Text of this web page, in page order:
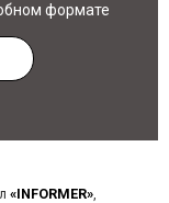
формате
«INFORMER»,